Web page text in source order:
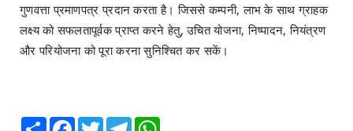
गुणवत्ता प्रमाणपत्र प्रदान करता है। जिससे कम्पनी, लाभ के साथ ग्राहक
लक्ष्य को सफलतापूर्वक प्राप्त करने हेतु, उचित योजना, निष्पादन, नियंत्रण
और परियोजना को पूरा करना सुनिश्चित कर सकें।
Share Facebook
TwitterTelegram